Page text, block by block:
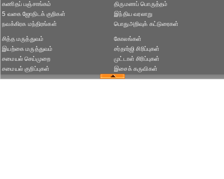
கணிதப் பஞ்சாங்கம்
5 வகை ஜோதிடக் குறிகள்
நவக்கிரக மந்திரங்கள்
திருமணப் பொருத்தம்
இந்திய வரலாறு
பொதுஅறிவுக் கட்டுரைகள்
சித்த மருத்துவம்
இயற்கை மருத்துவம்
சமையல் செய்முறை
சமையல் குறிப்புகள்
கோலங்கள்
சர்தார்ஜி சிரிப்புகள்
முட்டாள் சிரிப்புகள்
இசைக் கருவிகள்